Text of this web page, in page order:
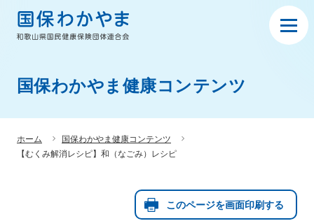
国保わかやま健康コンテンツ
ホーム
国保わかやま健康コンテンツ
【むくみ解消レシピ】和（なごみ）レシピ
このページを画面印刷する